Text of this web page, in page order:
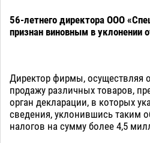
56-летнего директора ООО
признан виновным в уклонении
Директор фирмы, осуществляя
продажу различных товаров,
орган декларации, в которых
сведения, уклонившись таким
налогов на сумму более 4,5